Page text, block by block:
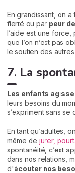
En grandissant, on
fierté ou par peur
l’aide est une force,
que l’on n’est pas
le soutien des
7. La
Les enfants
leurs besoins du
s’expriment sans se
En tant qu’adultes,
même de jurer,
spontanéité, c’est
dans nos relations,
d'écouter nos